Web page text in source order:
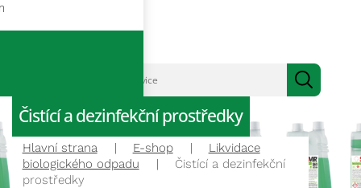
Čistící a dezinfekční prostředky
Hlavní strana E-shop
Likvidace
biologického odpadu
Čistící a dezinfekční
prostředky